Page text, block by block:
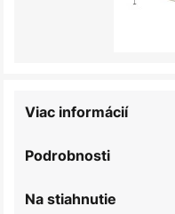
Podrobnosti
Viac informácií
Na stiahnutie